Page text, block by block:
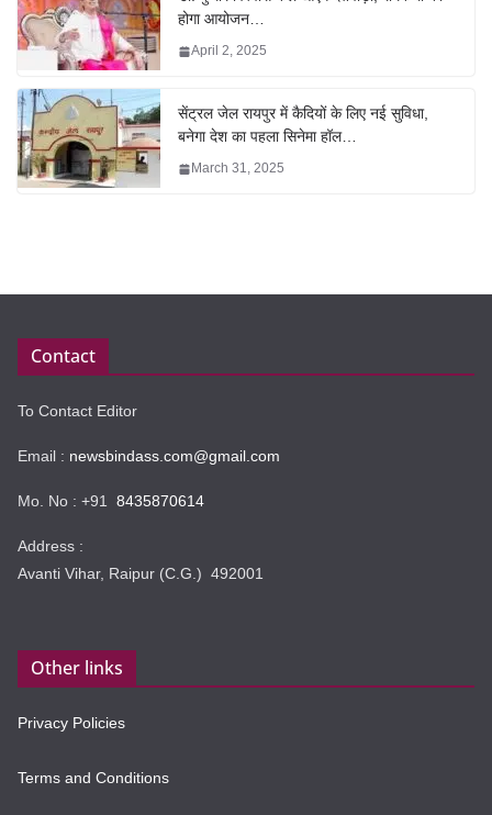
होगा आयोजन…
April 2, 2025
सेंट्रल जेल रायपुर में कैदियों के लिए नई सुविधा,
बनेगा देश का पहला सिनेमा हॉल…
March 31, 2025
Contact
To Contact Editor
Email : newsbindass.com@gmail.com
Mo. No : +91 8435870614
Address :
Avanti Vihar, Raipur (C.G.) 492001
Other links
Privacy Policies
Terms and Conditions